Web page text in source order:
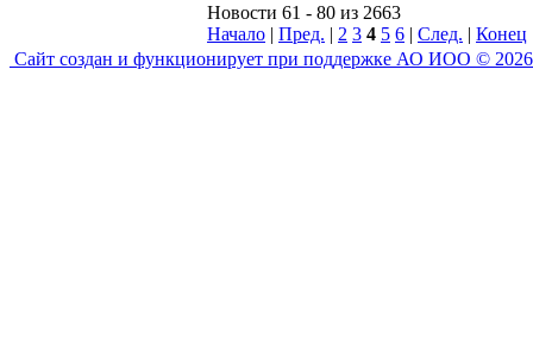
Новости 61 - 80 из 2663
Начало | Пред. | 2 3 4 5 6 | След. | Конец
Сайт создан и функционирует при поддержке АО ИОО © 2026